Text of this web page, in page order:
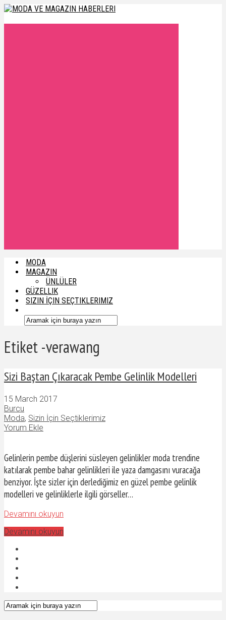
MODA
MAGAZIN
ÜNLÜLER
GÜZELLIK
SIZIN İÇIN SEÇTIKLERIMIZ
Etiket -verawang
Sizi Baştan Çıkaracak Pembe Gelinlik Modelleri
15 March 2017
Burcu
Moda, Sizin İçin Seçtiklerimiz
Yorum Ekle
Gelinlerin pembe düşlerini süsleyen gelinlikler moda trendine
katılarak pembe bahar gelinlikleri ile yaza damgasını vuracağa
benziyor. İşte sizler için derlediğimiz en güzel pembe gelinlik
modelleri ve gelinliklerle ilgili görseller…
Devamını okuyun
Devamını okuyun